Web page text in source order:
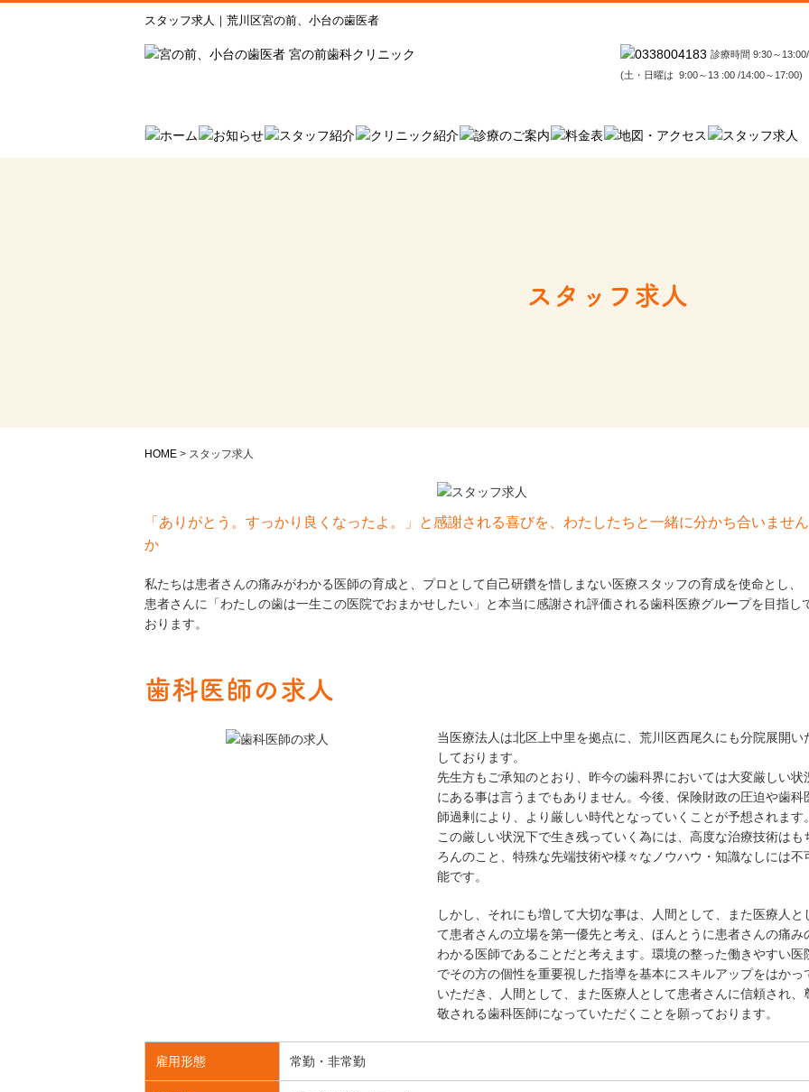
スタッフ求人｜荒川区宮の前、小台の歯医者
診療時間 9:30～
(土・日曜は 9:00～13 :00 /14:00～17:00)
スタッフ求人
HOME > スタッフ求人
「ありがとう。すっかり良くなったよ。」と感謝される喜びを、わたしたちと一緒に分かち合いません
か
私たちは患者さんの痛みがわかる医師の育成と、プロとして自己研鑽を惜しまない医療スタッフの育成を使命とし、
患者さんに「わたしの歯は一生この医院でおまかせしたい」と本当に感謝され評価される歯科医療グループを目指し
おります。
歯科医師の求人
当医療法人は北区上中里を拠点に、荒川区西尾久にも分院展開い
しております。
先生方もご承知のとおり、昨今の歯科界においては大変厳しい状
にある事は言うまでもありません。今後、保険財政の圧迫や歯科
師過剰により、より厳しい時代となっていくことが予想されます。
この厳しい状況下で生き残っていく為には、高度な治療技術はも
ろんのこと、特殊な先端技術や様々なノウハウ・知識なしには不
能です。
しかし、それにも増して大切な事は、人間として、また医療人と
て患者さんの立場を第一優先と考え、ほんとうに患者さんの痛み
わかる医師であることだと考えます。環境の整った働きやすい医
でその方の個性を重要視した指導を基本にスキルアップをはかっ
いただき、人間として、また医療人として患者さんに信頼され、
敬される歯科医師になっていただくことを願っております。
雇用形態 常勤・非常勤